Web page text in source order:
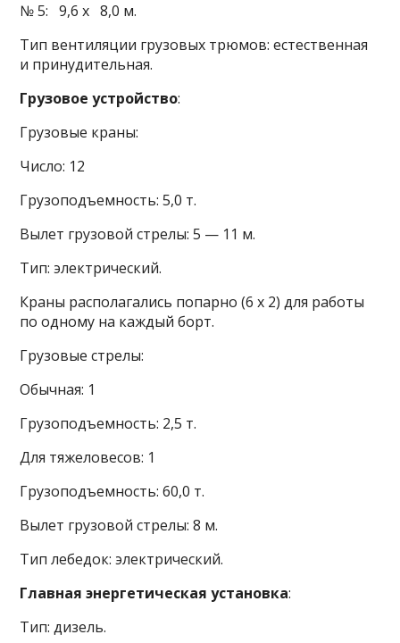
№ 5: 9,6 х 8,0 м.
Тип вентиляции грузовых трюмов: естественная
и принудительная.
Грузовое устройство:
Грузовые краны:
Число: 12
Грузоподъемность: 5,0 т.
Вылет грузовой стрелы: 5 — 11 м.
Тип: электрический.
Краны располагались попарно (6 х 2) для работы
по одному на каждый борт.
Грузовые стрелы:
Обычная: 1
Грузоподъемность: 2,5 т.
Для тяжеловесов: 1
Грузоподъемность: 60,0 т.
Вылет грузовой стрелы: 8 м.
Тип лебедок: электрический.
Главная энергетическая установка:
Тип: дизель.